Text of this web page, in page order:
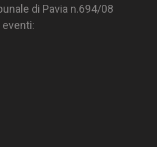
di Pavia n.694/08
eventi: